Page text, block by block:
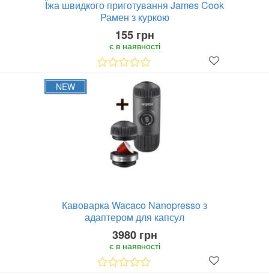
Їжа швидкого приготування James Cook
Рамен з куркою
155 грн
є в наявності
NEW
Кавоварка Wacaco Nanopresso з
адаптером для капсул
3980 грн
є в наявності